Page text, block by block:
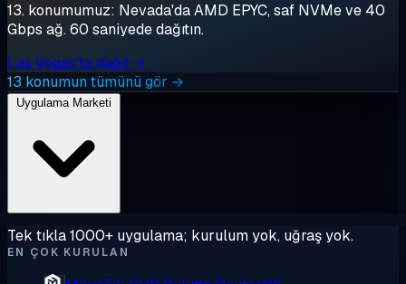
13. konumumuz: Nevada'da AMD EPYC, saf NVMe ve 40
Gbps ağ. 60 saniyede dağıtın.
Las Vegas'ta dağıt →
13 konumun tümünü gör →
Tek tıkla 1000+ uygulama; kurulum yok, uğraş yok.
EN ÇOK KURULAN